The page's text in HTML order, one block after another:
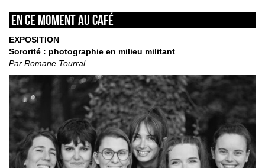
En ce moment au café
EXPOSITION
Sororité : photographie en milieu militant
Par Romane Tourral